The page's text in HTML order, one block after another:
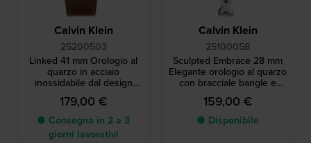
Calvin Klein
25200503
Linked 41 mm Orologio al
quarzo in acciaio
inossidabile dal design
minimalista
179,00 €
● Consegna in 2 a 3
giorni lavorativi
Calvin Klein
25100058
Sculpted Embrace 28 mm
Elegante orologio al quarzo
con bracciale bangle e
indici in cristallo
159,00 €
● Disponibile